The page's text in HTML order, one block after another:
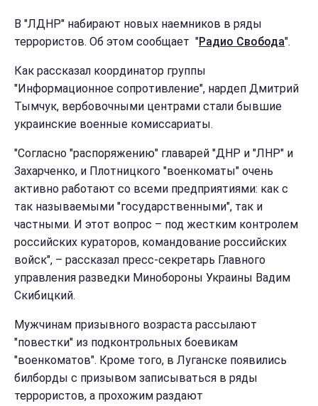
В "ЛДНР" набирают новых наемников в ряды
террористов. Об этом сообщает "Радио Свобода".
Как рассказал координатор группы
"Информационное сопротивление", нардеп Дмитрий
Тымчук, вербовочными центрами стали бывшие
украинские военные комиссариаты.
"Согласно "распоряжению" главарей "ДНР и "ЛНР" и
Захарченко, и Плотницкого "военкоматы" очень
активно работают со всеми предприятиями: как с
так называемыми "государственными", так и
частными. И этот вопрос – под жестким контролем
российских кураторов, командование российских
войск", – рассказал пресс-секретарь Главного
управления разведки Минобороны Украины Вадим
Скибицкий.
Мужчинам призывного возраста рассылают
"повестки" из подконтрольных боевикам
"военкоматов". Кроме того, в Луганске появились
билборды с призывом записываться в ряды
террористов, а прохожим раздают